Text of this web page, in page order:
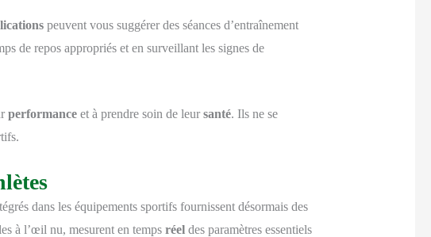
peuvent vous suggérer des séances d’entraînement
de repos appropriés et en surveillant les signes de
performanceet à prendre soin de leur santé. Ils ne se
dans les équipements sportifs fournissent désormais des
à l’œil nu, mesurent en temps réeldes paramètres essentiels